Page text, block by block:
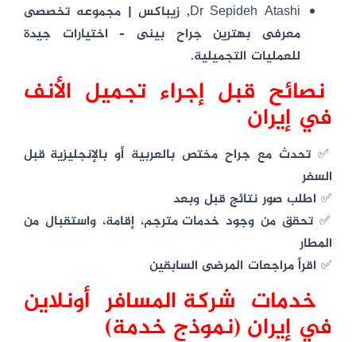
Dr Sepideh Atashi
,زیباکس | مجموعه تخصصی
معرفی بهترین جراح بینی– اختيارات جيدة
للعمليات التجميلية.
نصائح قبل إجراء تجميل الأنف
في إيران
✅ تحدث معجراح مختص بالعربية أو بالإنجليزيةقبل
السفر
✅ اطلب صور نتائج قبل وبعد
✅ تحقق من وجودخدمات مترجم، إقامة، واستقبال من
المطار
✅ اقرأ مراجعات المرضى السابقين
خدمات شركة المسافر أونلاین
في إيران (نموذج خدمة)